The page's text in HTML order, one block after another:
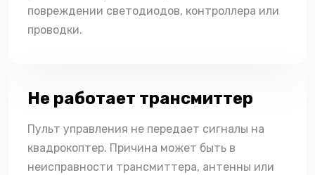
повреждении светодиодов, контроллера или
проводки.
Не работает трансмиттер
Пульт управления не передает сигналы на
квадрокоптер. Причина может быть в
неисправности трансмиттера, антенны или